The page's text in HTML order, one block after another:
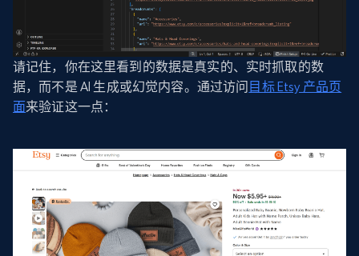
请记住，你在这里看到的数据是真实的、实时抓取的数
据，而不是 AI 生成或幻觉内容。通过访问 目标 Etsy 产品页
面来验证这一点：